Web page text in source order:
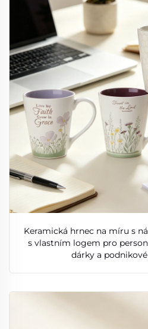
Keramická hrnec na míru s
s vlastním logem pro
dárky a